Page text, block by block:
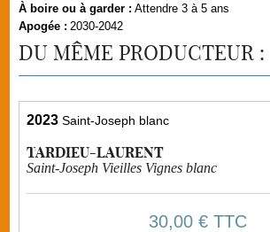
À boire ou à garder : Attendre 3 à 5 ans
Apogée : 2030-2042
DU MÊME PRODUCTEUR :
2023 Saint-Joseph blanc
TARDIEU-LAURENT
Saint-Joseph Vieilles Vignes blanc
30,00 €TTC